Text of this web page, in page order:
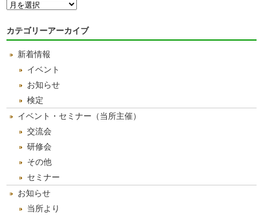
月
ー
イ
カテゴリーアーカイブ
新着情報
イベント
お知らせ
検定
イベント・セミナー（当所主催）
交流会
研修会
その他
セミナー
お知らせ
当所より